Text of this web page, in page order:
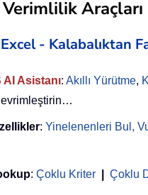
Araçları
- Kalabalıktan
AI Asistanı: Akıllı Yürütme,
: Yinelenenleri Bul,
: Çoklu Kriter Çoklu